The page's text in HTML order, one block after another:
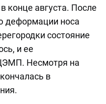
конце августа. После
деформации носа
состояние
и ее
Несмотря на
в